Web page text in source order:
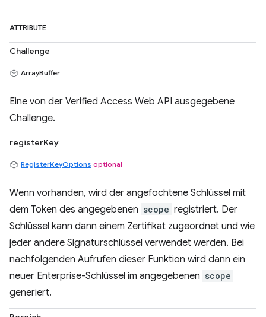
ATTRIBUTE
Challenge
ArrayBuffer
Eine von der Verified Access Web API ausgegebene
Challenge.
registerKey
RegisterKeyOptions optional
Wenn vorhanden, wird der angefochtene Schlüssel mit
dem Token des angegebenen scope registriert. Der
Schlüssel kann dann einem Zertifikat zugeordnet und wie
jeder andere Signaturschlüssel verwendet werden. Bei
nachfolgenden Aufrufen dieser Funktion wird dann ein
neuer Enterprise-Schlüssel im angegebenen scope
generiert.